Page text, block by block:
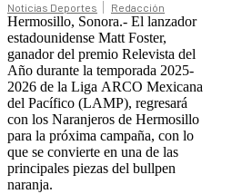
Noticias Deportes Redacción
Hermosillo, Sonora.- El lanzador
estadounidense Matt Foster,
ganador del premio Relevista del
Año durante la temporada 2025-
2026 de la Liga ARCO Mexicana
del Pacífico (LAMP), regresará
con los Naranjeros de Hermosillo
para la próxima campaña, con lo
que se convierte en una de las
principales piezas del bullpen
naranja.